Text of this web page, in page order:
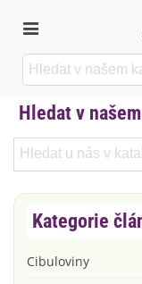
Hledat v
Kategorie
Cibuloviny